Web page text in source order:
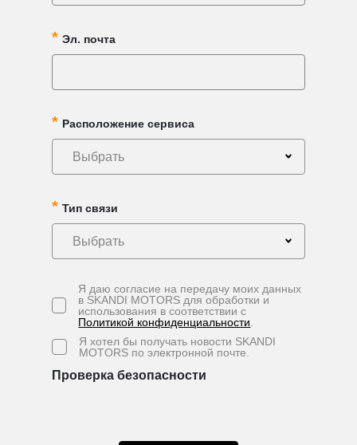
Эл. почта
Расположение сервиса
Выбрать
Тип связи
Выбрать
Я даю согласие на передачу моих данных
в SKANDI MOTORS для обработки и
использования в соответствии с
Политикой конфиденциальности
Я хотел бы получать новости SKANDI
MOTORS по электронной почте.
Проверка безопасности